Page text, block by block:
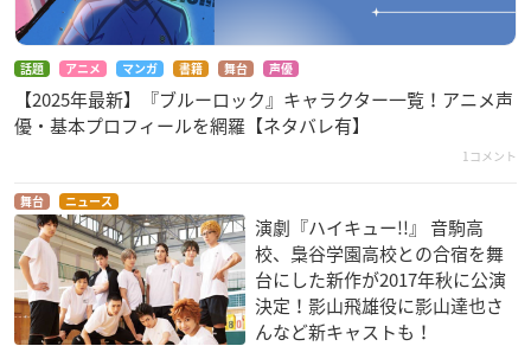
話題 アニメ マンガ 書籍 舞台 声優
【2025年最新】『ブルーロック』キャラクター一覧！アニメ声
優・基本プロフィールを網羅【ネタバレ有】
1コメント
舞台 ニュース
演劇『ハイキュー!!』 音駒高
校、梟谷学園高校との合宿を舞
台にした新作が2017年秋に公演
決定！影山飛雄役に影山達也さ
んなど新キャストも！